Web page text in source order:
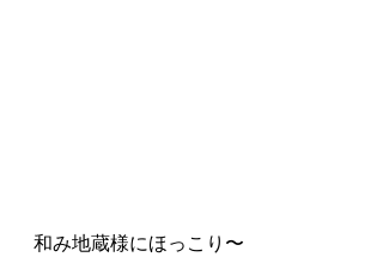
和み地蔵様にほっこり〜